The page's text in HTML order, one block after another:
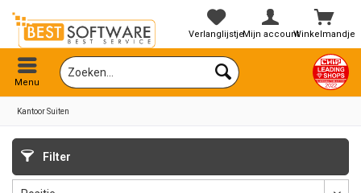
Winkelmandje
VerlanglijstjeMijn account
Menu
Kantoor Suiten
Filter